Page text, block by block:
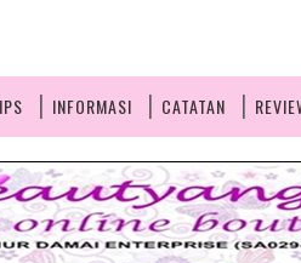
INFORMASI CATATAN